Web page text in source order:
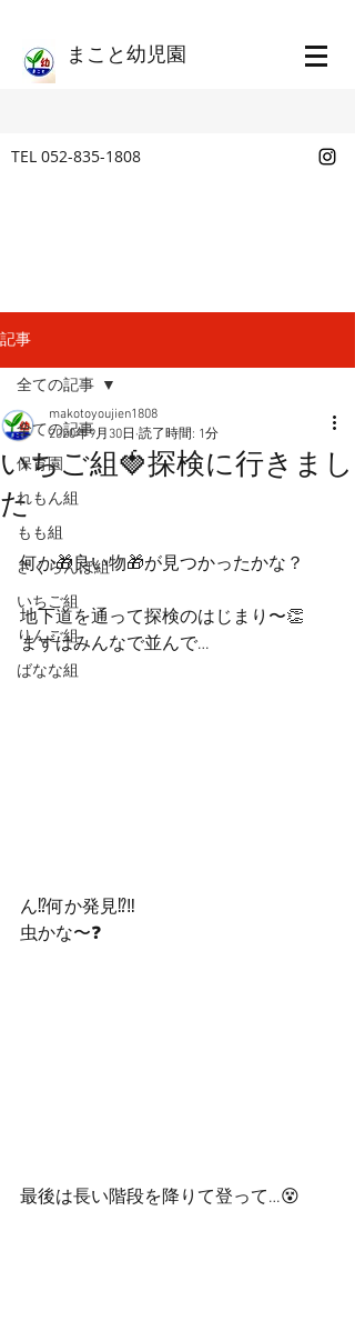
​まこと幼児園
TEL 052-835-1808
記事
全ての記事
保育園
れもん組
もも組
さくらんぼ組
いちご組
りんご組
ばなな組
全ての記事
いちご組🍓探検に行きまし
た
makotoyoujien1808
2020年9月30日 読了時間: 1分
何か🎁良い物🎁が見つかったかな？
地下道を通って探検のはじまり〜👏
まずはみんなで並んで…
ん⁉️何か発見⁉‼️
虫かな〜❓
最後は長い階段を降りて登って…😵